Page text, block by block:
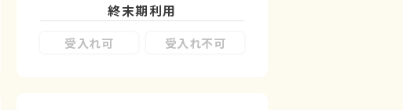
終末期利用
受入れ可 受入れ不可